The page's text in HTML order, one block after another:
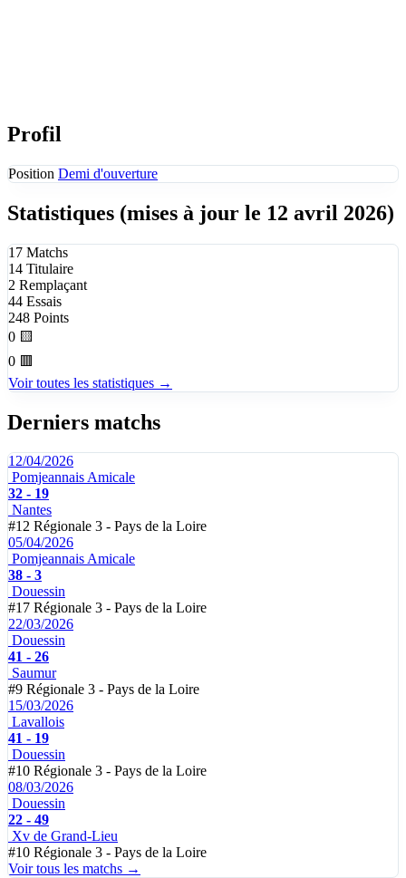
Profil
Position Demi d'ouverture
Statistiques (mises à jour le 12 avril 2026)
17 Matchs
14 Titulaire
2 Remplaçant
44 Essais
248 Points
0 🟨
0 🟥
Voir toutes les statistiques →
Derniers matchs
12/04/2026
Pomjeannais Amicale
32 - 19
Nantes
#12 Régionale 3 - Pays de la Loire
05/04/2026
Pomjeannais Amicale
38 - 3
Douessin
#17 Régionale 3 - Pays de la Loire
22/03/2026
Douessin
41 - 26
Saumur
#9 Régionale 3 - Pays de la Loire
15/03/2026
Lavallois
41 - 19
Douessin
#10 Régionale 3 - Pays de la Loire
08/03/2026
Douessin
22 - 49
Xv de Grand-Lieu
#10 Régionale 3 - Pays de la Loire
Voir tous les matchs →